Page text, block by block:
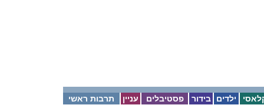
תרבות ראשי עניין פסטיבלים בידור ילדים